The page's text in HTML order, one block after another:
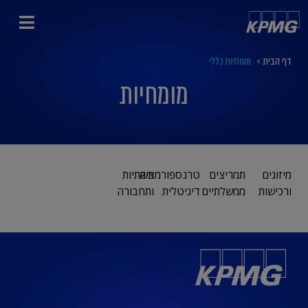
דף הבית > מומחיות כללי
מומחיות
מיזוגים
ורכישות
תמריצים
ממשלתיים
טרנספורמציה
דיגיטלית
תשתיות
ותחבורה